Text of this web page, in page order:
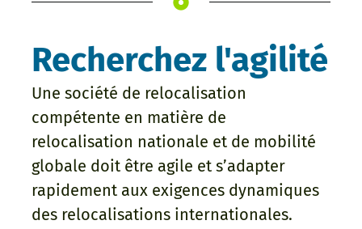
Recherchez l'agilité
Une société de relocalisation
compétente en matière de
relocalisation nationale et de mobilité
globale doit être agile et s’adapter
rapidement aux exigences dynamiques
des relocalisations internationales.